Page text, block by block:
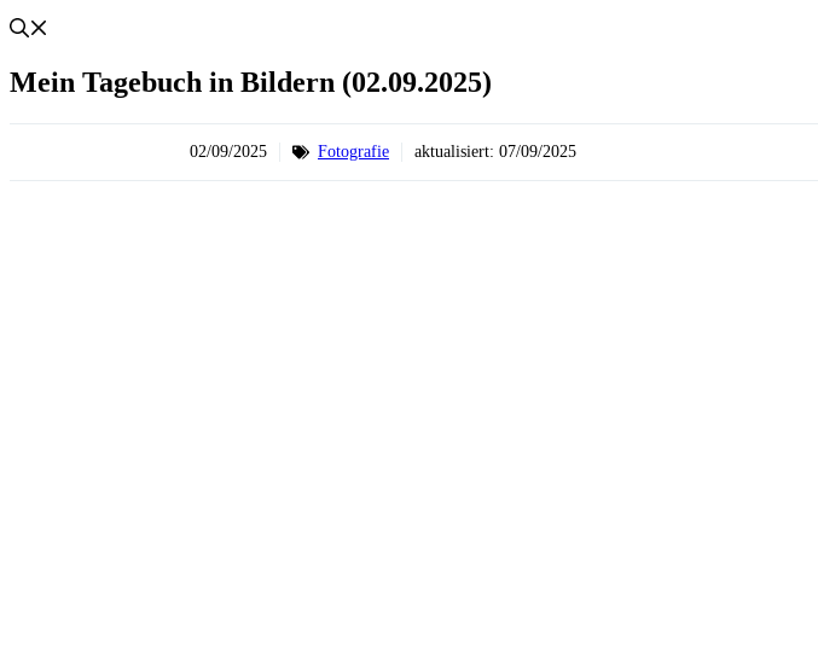
Mein Tagebuch in Bildern (02.09.2025)
02/09/2025 Fotografie aktualisiert: 07/09/2025